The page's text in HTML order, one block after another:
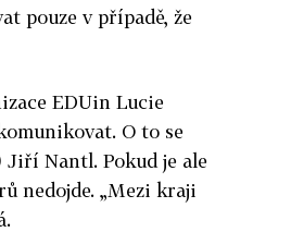
pouze v případě, že
EDUin Lucie
O to se
Nantl. Pokud je ale
nedojde. „Mezi kraji